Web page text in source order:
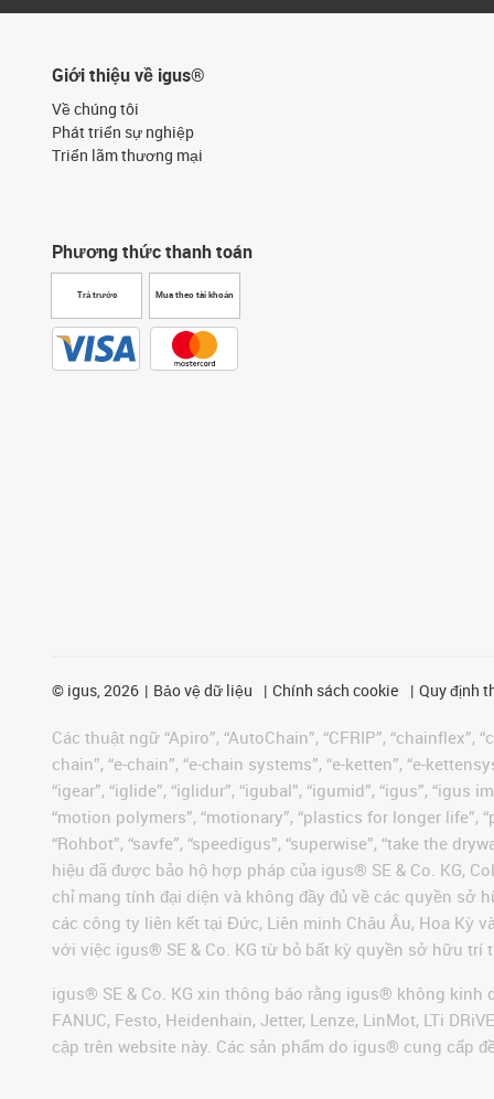
Giới thiệu về igus®
Về chúng tôi
Phát triển sự nghiệp
Triển lãm thương mại
Phương thức thanh toán
Trả trước Mua theo tài khoản
© igus, 2026 Bảo vệ dữ liệu Chính sách cookie Quy định
Các thuật ngữ “Apiro”, “AutoChain”, “CFRIP”, “chainflex”,
chain”, “e-chain”, “e-chain systems”, “e-ketten”, “e-
“igear”, “iglide”, “iglidur”, “igubal”, “igumid”, “igus”, “igus
“motion polymers”, “motionary”, “plastics for longer life”,
“Rohbot”, “savfe”, “speedigus”, “superwise”, “take the
hiệu đã được bảo hộ hợp pháp của igus® SE & Co. KG,
chỉ mang tính đại diện và không đầy đủ về các quyền sở
các công ty liên kết tại Đức, Liên minh Châu Âu, Hoa Kỳ
với việc igus® SE & Co. KG từ bỏ bất kỳ quyền sở hữu trí
igus® SE & Co. KG xin thông báo rằng igus® không kinh
FANUC, Festo, Heidenhain, Jetter, Lenze, LinMot, LTi
cập trên website này. Các sản phẩm do igus® cung cấp